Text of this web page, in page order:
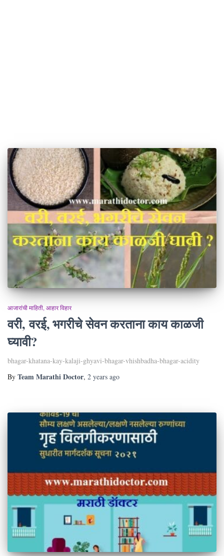
आजारांची माहिती आहार विहार
वरी, वरई, भगरीचे सेवन करताना काय काळजी
घ्यावी?
bhagar-khatana-kay-kalaji-ghyavi-bhagar-vhishbadha-bhagar-acidity
By Team Marathi Doctor, 2 years ago